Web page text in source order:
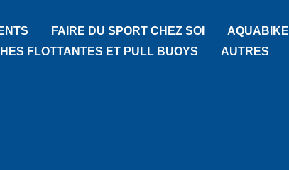
FAIRE DU SPORT CHEZ SOI AQUABIKE
FLOTTANTES ET PULL BUOYS AUTRES